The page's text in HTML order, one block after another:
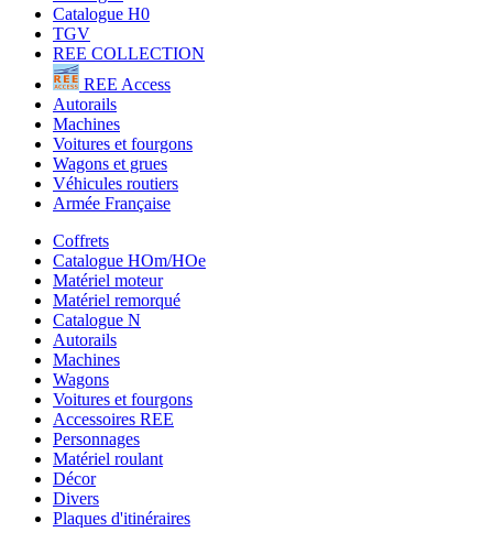
Catalogue H0
TGV
REE COLLECTION
REE Access
Autorails
Machines
Voitures et fourgons
Wagons et grues
Véhicules routiers
Armée Française
Coffrets
Catalogue HOm/HOe
Matériel moteur
Matériel remorqué
Catalogue N
Autorails
Machines
Wagons
Voitures et fourgons
Accessoires REE
Personnages
Matériel roulant
Décor
Divers
Plaques d'itinéraires